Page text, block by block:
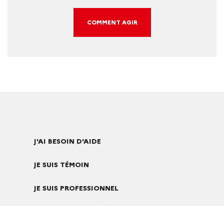
COMMENT AGIR
J'AI BESOIN D'AIDE
JE SUIS TÉMOIN
JE SUIS PROFESSIONNEL